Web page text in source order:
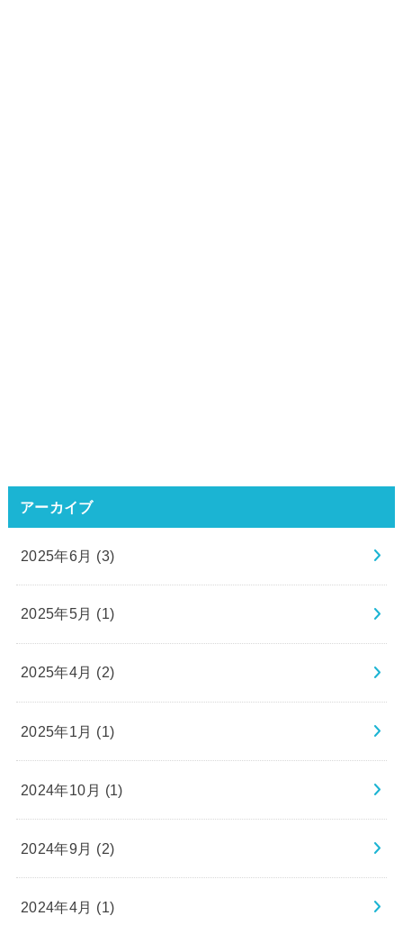
アーカイブ
2025年6月 (3)
2025年5月 (1)
2025年4月 (2)
2025年1月 (1)
2024年10月 (1)
2024年9月 (2)
2024年4月 (1)